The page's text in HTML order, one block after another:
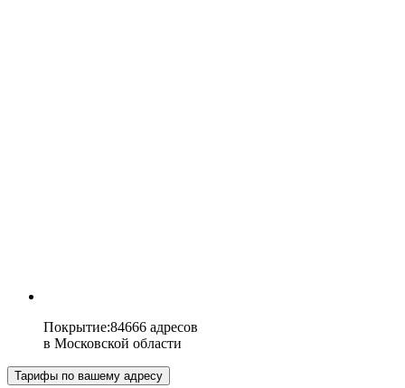
Покрытие:84666 адресов
в Московской области
Тарифы по вашему адресу